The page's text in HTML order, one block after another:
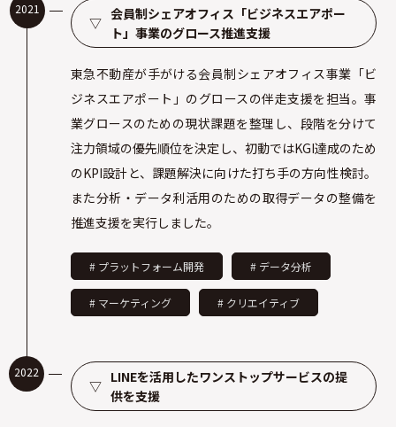
2021
▽
会員制シェアオフィス「ビジネスエアポー
ト」事業のグロース推進支援
東急不動産が手がける会員制シェアオフィス事業「ビ
ジネスエアポート」のグロースの伴走支援を担当。事
業グロースのための現状課題を整理し、段階を分けて
注力領域の優先順位を決定し、初動ではKGI達成のため
のKPI設計と、課題解決に向けた打ち手の方向性検討。
また分析・データ利活用のための取得データの整備を
推進支援を実行しました。
# プラットフォーム開発 # データ分析
# マーケティング # クリエイティブ
2022
▽
LINEを活用したワンストップサービスの提
供を支援